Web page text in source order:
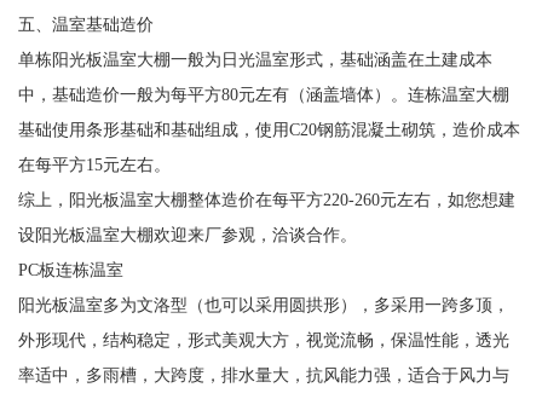
五、温室基础造价
单栋阳光板温室大棚一般为日光温室形式，基础涵盖在土建成本
中，基础造价一般为每平方80元左有（涵盖墙体）。连栋温室大棚
基础使用条形基础和基础组成，使用C20钢筋混凝土砌筑，造价成本
在每平方15元左右。
综上，阳光板温室大棚整体造价在每平方220-260元左右，如您想建
设阳光板温室大棚欢迎来厂参观，洽谈合作。
PC板连栋温室
阳光板温室多为文洛型（也可以采用圆拱形），多采用一跨多顶，
外形现代，结构稳定，形式美观大方，视觉流畅，保温性能，透光
率适中，多雨槽，大跨度，排水量大，抗风能力强，适合于风力与